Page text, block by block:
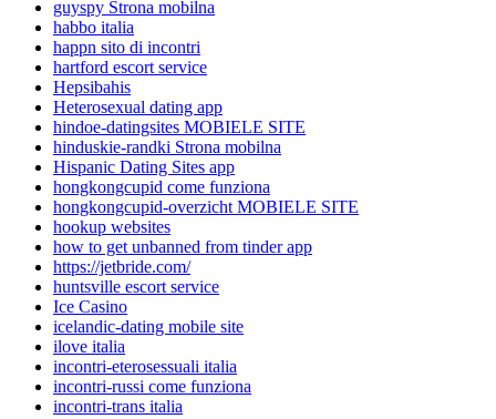
guyspy Strona mobilna
habbo italia
happn sito di incontri
hartford escort service
Hepsibahis
Heterosexual dating app
hindoe-datingsites MOBIELE SITE
hinduskie-randki Strona mobilna
Hispanic Dating Sites app
hongkongcupid come funziona
hongkongcupid-overzicht MOBIELE SITE
hookup websites
how to get unbanned from tinder app
https://jetbride.com/
huntsville escort service
Ice Casino
icelandic-dating mobile site
ilove italia
incontri-eterosessuali italia
incontri-russi come funziona
incontri-trans italia